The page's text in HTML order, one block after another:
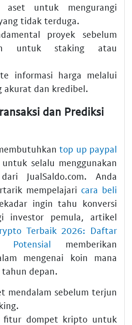
aset untuk mengurangi
tidak terduga.
proyek sebelum
untuk staking atau
informasi harga melalui
akurat dan kredibel.
dan Prediksi
top up paypal
selalu menggunakan
JualSaldo.com. Anda
mempelajari cara beli
ingin tahu konversi
investor pemula, artikel
Terbaik 2026: Daftar
Potensial memberikan
mengenai koin mana
depan.
mendalam sebelum terjun
fitur dompet kripto untuk